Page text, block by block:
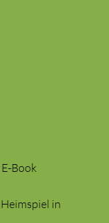
Book
in